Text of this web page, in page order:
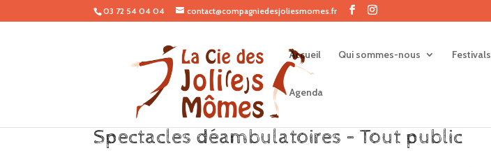
03 72 54 04 04 contact@compagniedesjoliesmomes.fr
Accueil Qui sommes-nous Festivals
Agenda
Spectacles déambulatoires – Tout public